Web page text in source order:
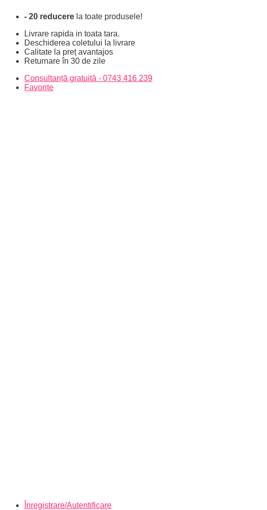
- 20 reducere la toate produsele!
Livrare rapida in toata tara.
Deschiderea coletului la livrare
Calitate la preț avantajos
Returnare în 30 de zile
Consultanță gratuită - 0743 416 239
Favorite
Înregistrare/Autentificare